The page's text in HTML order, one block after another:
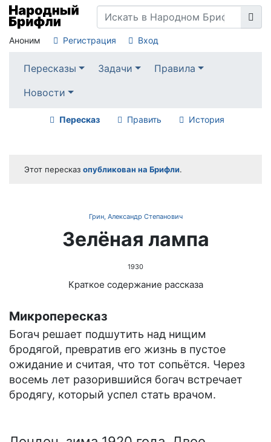
Аноним Регистрация Вход
Пересказы Задачи
Правила
Новости
Пересказ Править История
Этот пересказ опубликован на Брифли.
Грин, Александр Степанович
Зелёная лампа
1930
Краткое содержание рассказа
Микропересказ
Богач решает подшутить над нищим
бродягой, превратив его жизнь в пустое
ожидание и считая, что тот сопьётся. Через
восемь лет разорившийся богач встречает
бродягу, который успел стать врачом.